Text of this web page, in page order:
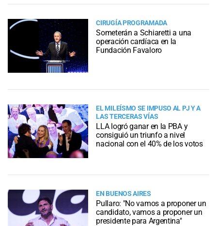
CIRUGÍA PROGRAMADA
Someterán a Schiaretti a una
operación cardíaca en la
Fundación Favaloro
EL MILEÍSMO SE IMPUSO AL PJ Y A
LAS TERCERAS VÍAS
LLA logró ganar en la PBA y
consiguió un triunfo a nivel
nacional con el 40% de los votos
EN BUENOS AIRES
Pullaro: "No vamos a proponer un
candidato, vamos a proponer un
presidente para Argentina"